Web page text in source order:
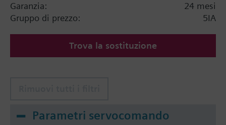
Garanzia:
24 mesi
Gruppo di prezzo:
5IA
Trova la sostituzione
Parametri servocomando